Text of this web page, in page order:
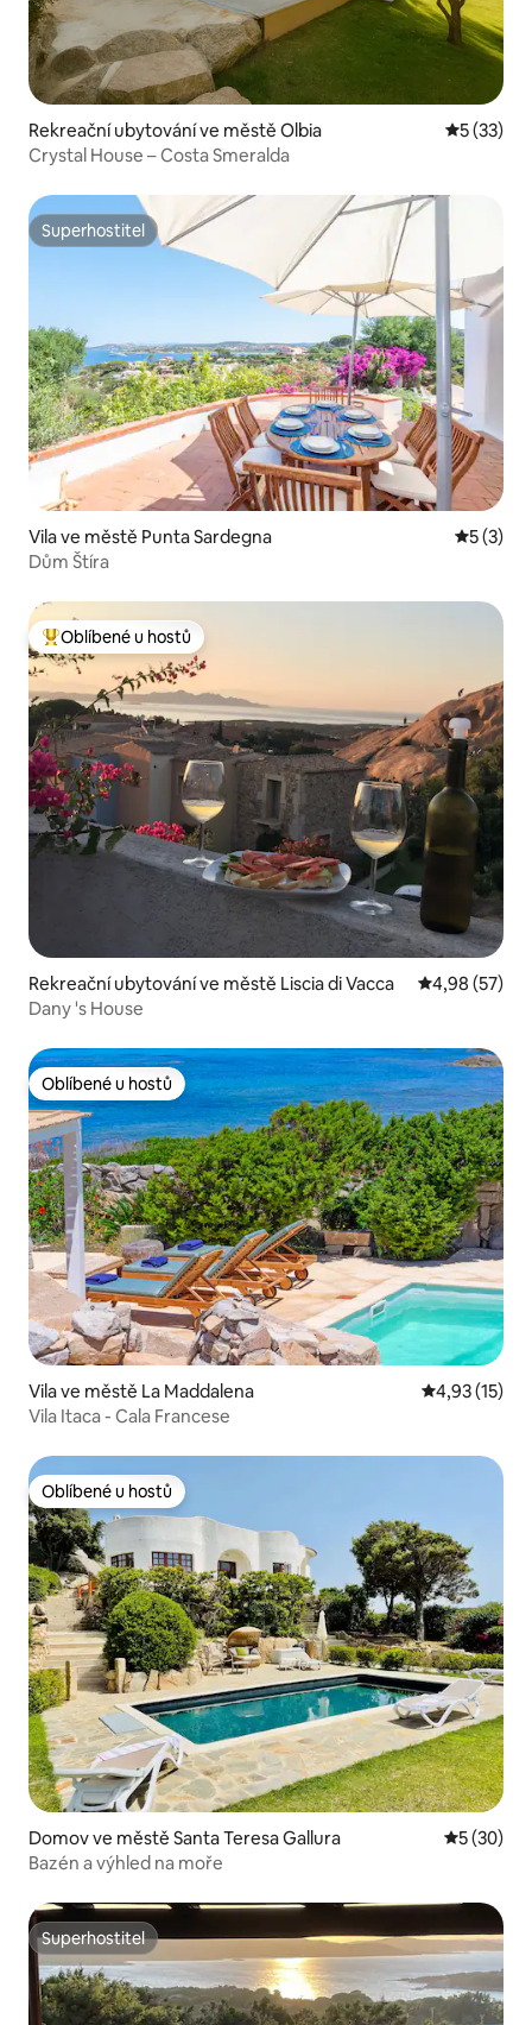
Rekreační ubytování ve městě Olbia Průměrné
5 (33)
Crystal House – Costa Smeralda
Superhostitel
Superhostitel
Vila ve městě Punta Sardegna
5 (3)
Dům Štíra
Nejlepší v kategorii Oblíbené u hostů
Oblíbené u hostů
Rekreační ubytování ve městě Liscia di Vacca Průměrné
4,98 (57)
Dany 's House
Oblíbené u hostů
Oblíbené u hostů
Vila ve městě La Maddalena Průměrné
4,93 (15)
Vila Itaca - Cala Francese
Oblíbené u hostů
Oblíbené u hostů
Domov ve městě Santa Teresa Gallura Průměrné
5 (30)
Bazén a výhled na moře
Superhostitel
Superhostitel